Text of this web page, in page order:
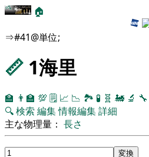
🏠
⇒#41@単位;
📏 1海里
🏫 👨‍🏫 💯 🗒️ 📈 📉 🏞 🧪 🧬 🚂 🔬 🔧
🔍検索 編集情報編集詳細
主な物理量： 長さ